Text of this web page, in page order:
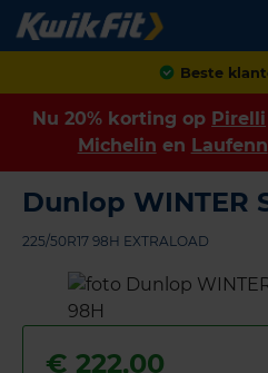
Achteraf
Nu 20% korting op Pirelli
Michelin en Laufenn
Dunlop WINTER
225/50R17 98H EXTRALOAD
€ 222,00